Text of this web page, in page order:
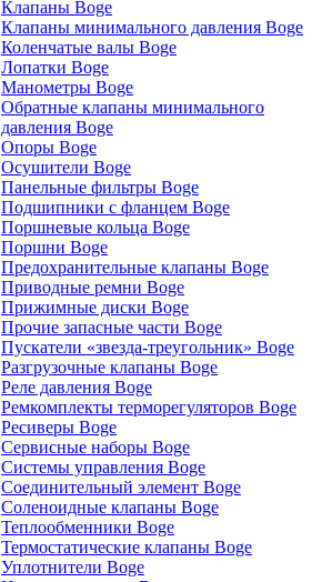
Клапаны Boge
Клапаны минимального давления Boge
Коленчатые валы Boge
Лопатки Boge
Манометры Boge
Обратные клапаны минимального
давления Boge
Опоры Boge
Осушители Boge
Панельные фильтры Boge
Подшипники с фланцем Boge
Поршневые кольца Boge
Поршни Boge
Предохранительные клапаны Boge
Приводные ремни Boge
Прижимные диски Boge
Прочие запасные части Boge
Пускатели «звезда-треугольник» Boge
Разгрузочные клапаны Boge
Реле давления Boge
Ремкомплекты терморегуляторов Boge
Ресиверы Boge
Сервисные наборы Boge
Системы управления Boge
Соединительный элемент Boge
Соленоидные клапаны Boge
Теплообменники Boge
Термостатические клапаны Boge
Уплотнители Boge